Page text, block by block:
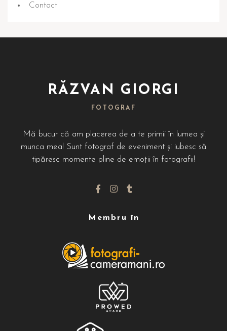
Contact
RĂZVAN GIORGI
FOTOGRAF
Mă bucur că am placerea de a te primii în lumea și
munca mea! Sunt fotograf de eveniment și iubesc să
tipăresc momente pline de emoții în fotografii!
Membru în